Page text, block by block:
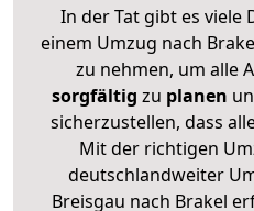
In der Tat gibt es viele
einem Umzug nach
zu nehmen, um alle
sorgfältig zu planen
sicherzustellen, dass
Mit der richtigen
deutschlandweiter
Breisgau nach Brakel